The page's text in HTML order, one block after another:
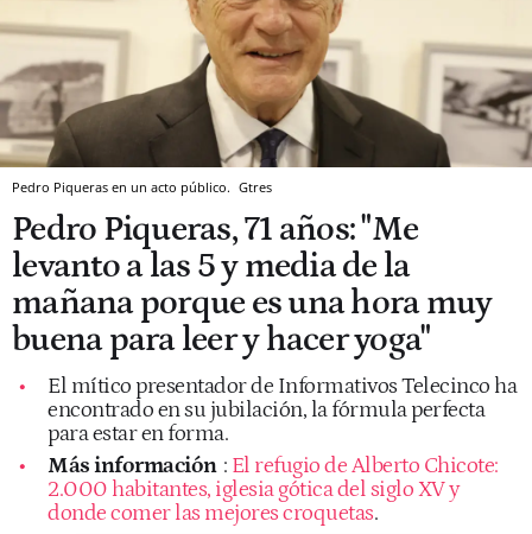
Pedro Piqueras en un acto público. Gtres
Pedro Piqueras, 71 años: "Me
levanto a las 5 y media de la
mañana porque es una hora muy
buena para leer y hacer yoga"
El mítico presentador de Informativos Telecinco ha
encontrado en su jubilación, la fórmula perfecta
para estar en forma.
Más información : El refugio de Alberto Chicote:
2.000 habitantes, iglesia gótica del siglo XV y
donde comer las mejores croquetas.